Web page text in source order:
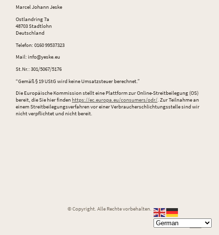
Marcel Johann Jeske
Ostlandring 7a
48703 Stadtlohn
Deutschland
Telefon: 0160 99537323
Mail: info@yeske.eu
St.Nr.: 301/5067/5176
“Gemäß § 19 UStG wird keine Umsatzsteuer berechnet.”
Die Europäische Kommission stellt eine Plattform zur Online-Streitbeilegung (OS)
bereit, die Sie hier finden https://ec.europa.eu/consumers/odr/. Zur Teilnahme an
einem Streitbeilegungsverfahren vor einer Verbraucherschlichtungsstelle sind wir
nicht verpflichtet und nicht bereit.
© Copyright. Alle Rechte vorbehalten.